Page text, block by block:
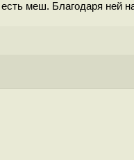
меш. Благодаря ней